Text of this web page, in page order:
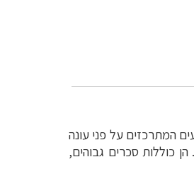
המתרכזים על פני עונה
נבנו בסרי לנקה מערכות מים מרשימות, וכיום יש 11 אלף מערכות מים, שחלקן נבנו כבר לפני 2,500 שנה. הן כוללות סכרים גבוהים,